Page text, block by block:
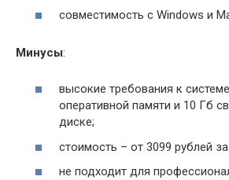
совместимость с Windows и
Минусы:
высокие требования к
оперативной памяти и 10 Гб
диске;
стоимость – от 3099 рублей
не подходит для